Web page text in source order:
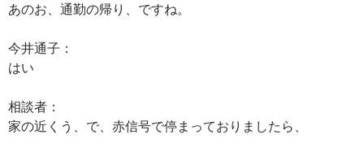
あのお、通勤の帰り、ですね。
今井通子：
はい
相談者：
家の近くう、で、赤信号で停まっておりましたら、